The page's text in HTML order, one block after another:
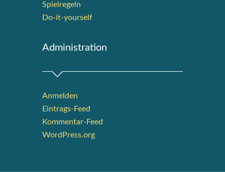
Spiel­re­geln
Do-it-your­s­elf
Admi­nis­tra­ti­on
Anmelden
Eintrags-Feed
Kommentar-Feed
WordPress.org